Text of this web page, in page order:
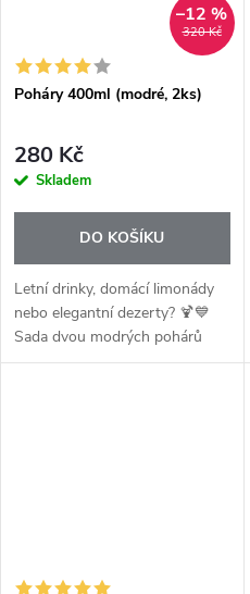
320 Kč
–12 %
Poháry 400ml (modré, 2ks)
280 Kč
Skladem
DO KOŠÍKU
Letní drinky, domácí limonády
nebo elegantní dezerty? 🍹💙
Sada dvou modrých pohárů
Tupperware je ideální pro